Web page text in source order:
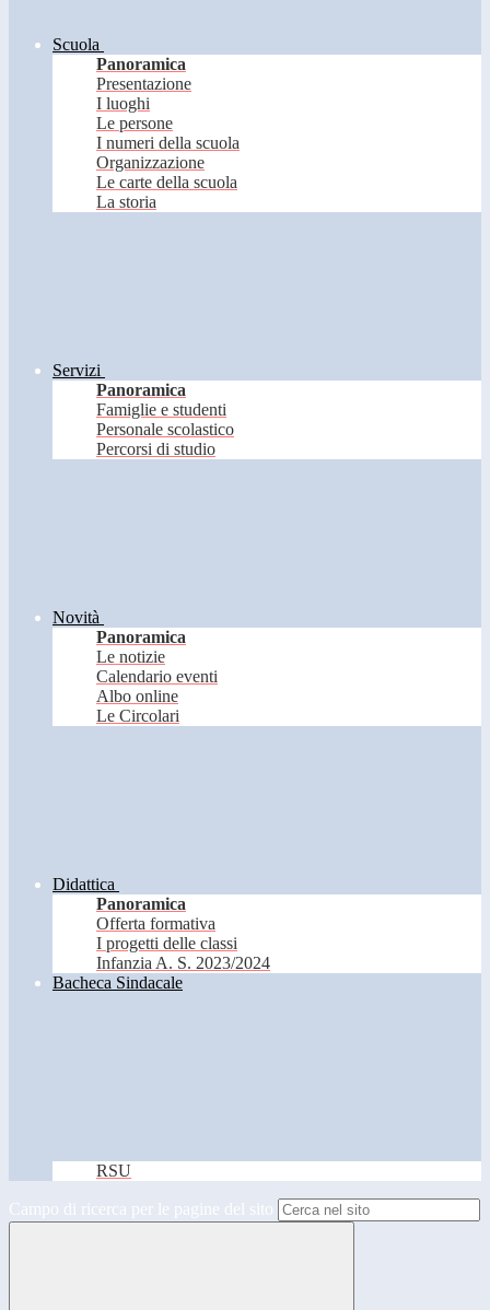
Scuola
Panoramica
Presentazione
I luoghi
Le persone
I numeri della scuola
Organizzazione
Le carte della scuola
La storia
Servizi
Panoramica
Famiglie e studenti
Personale scolastico
Percorsi di studio
Novità
Panoramica
Le notizie
Calendario eventi
Albo online
Le Circolari
Didattica
Panoramica
Offerta formativa
I progetti delle classi
Infanzia A. S. 2023/2024
Bacheca Sindacale
RSU
Campo di ricerca per le pagine del sito